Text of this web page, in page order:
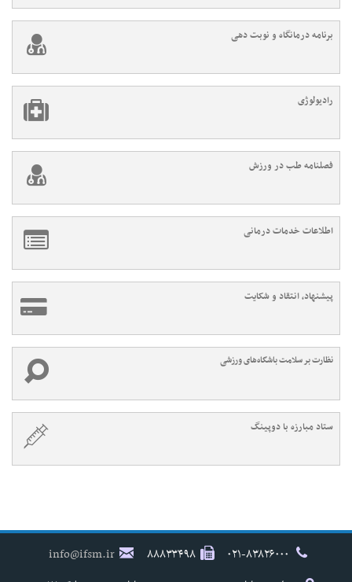
برنامه درمانگاه و نوبت دهی
رادیولوژی
فصلنامه طب در ورزش
اطلاعات خدمات درمانی
پیشنهاد، انتقاد و شکایت
نظارت بر سلامت باشگاه‌های ورزشی
ستاد مبارزه با دوپینگ
۸۸۸۳۳۴۹۸
info@ifsm.ir